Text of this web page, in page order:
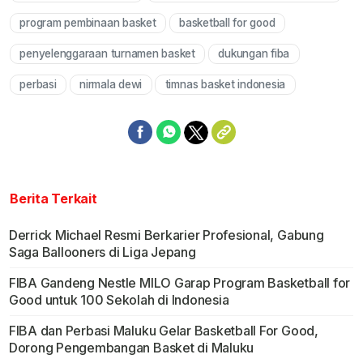
program pembinaan basket basketball for good
penyelenggaraan turnamen basket dukungan fiba
perbasi nirmala dewi timnas basket indonesia
Berita Terkait
Derrick Michael Resmi Berkarier Profesional, Gabung
Saga Ballooners di Liga Jepang
FIBA Gandeng Nestle MILO Garap Program Basketball for
Good untuk 100 Sekolah di Indonesia
FIBA dan Perbasi Maluku Gelar Basketball For Good,
Dorong Pengembangan Basket di Maluku